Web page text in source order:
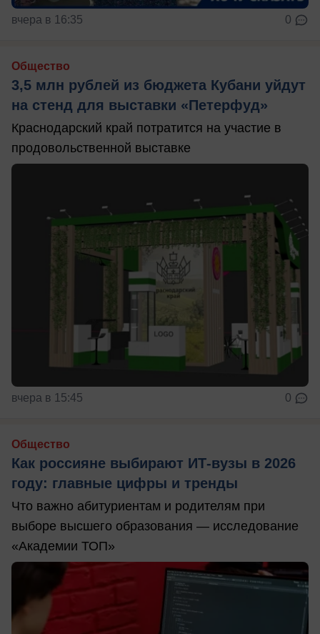
вчера в 16:35 0
Общество
3,5 млн рублей из бюджета Кубани уйдут
на стенд для выставки «Петерфуд»
Краснодарский край потратится на участие в
продовольственной выставке
вчера в 15:45 0
Общество
Как россияне выбирают ИТ-вузы в 2026
году: главные цифры и тренды
Что важно абитуриентам и родителям при
выборе высшего образования — исследование
«Академии ТОП»